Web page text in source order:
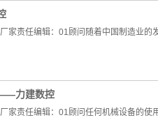
家责任编辑：01顾问随着中国制造业
力建数控
家责任编辑：01顾问任何机械设备的